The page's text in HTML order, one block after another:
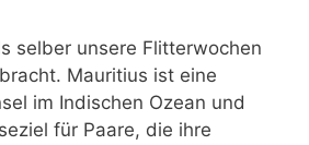
selber unsere Flitterwochen
Mauritius ist eine
im Indischen Ozean und
für Paare, die ihre